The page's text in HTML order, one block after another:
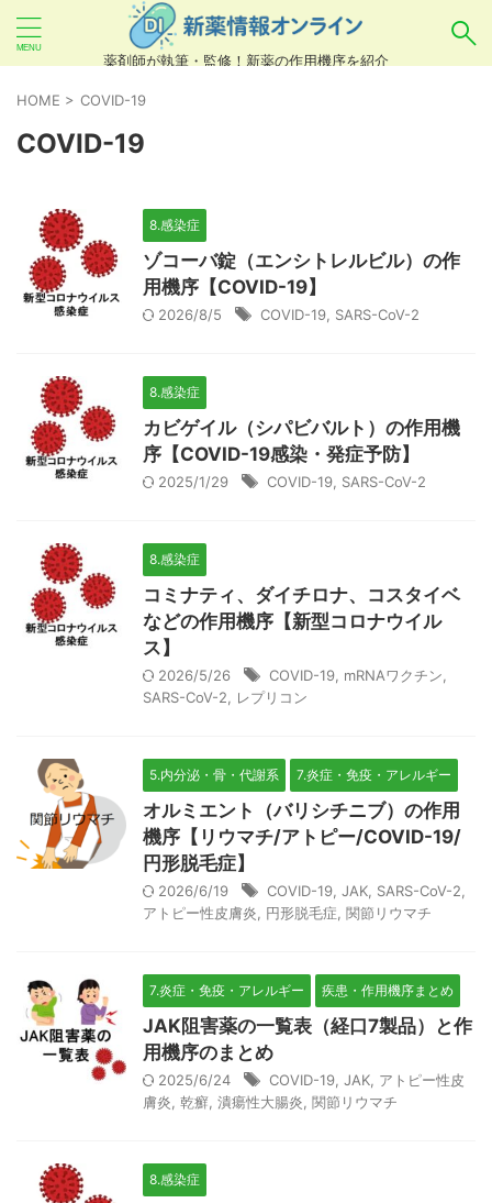
薬剤師が執筆・監修！新薬の作用機序を紹介
ていませんので、製品名・一般名・キーワードな
どをカタカナ
でご入力ください。
良い例：テセントリク
悪い例：てせんとりく テセンタリク
HOME > COVID-19
COVID-19
8.感染症
ゾコーバ錠（エンシトレルビル）の作
用機序【COVID-19】
2026/8/5 COVID-19 SARS-CoV-2
8.感染症
カビゲイル（シパビバルト）の作用機
序【COVID-19感染・発症予防】
2025/1/29 COVID-19 SARS-CoV-2
8.感染症
コミナティ、ダイチロナ、コスタイベ
などの作用機序【新型コロナウイル
ス】
2026/5/26 COVID-19 mRNAワクチン
SARS-CoV-2
レプリコン
5.内分泌・骨・代謝系 7.炎症・免疫・アレルギー
オルミエント（バリシチニブ）の作用
機序【リウマチ/アトピー/COVID-19/
円形脱毛症】
2026/6/19 COVID-19 JAK SARS-CoV-2
アトピー性皮膚炎
円形脱毛症 関節リウマチ
7.炎症・免疫・アレルギー 疾患・作用機序まとめ
JAK阻害薬の一覧表（経口7製品）と作
用機序のまとめ
2025/6/24 COVID-19 JAK アトピー性皮
膚炎 乾癬 潰瘍性大腸炎 関節リウマチ
8.感染症